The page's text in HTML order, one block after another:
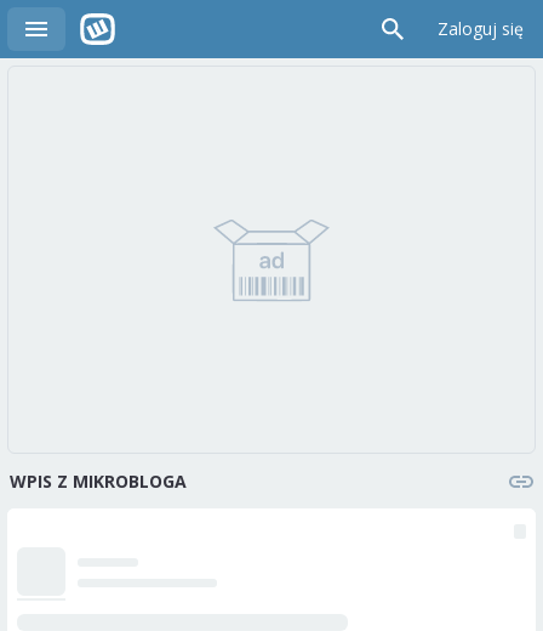
Zaloguj się
WPIS Z MIKROBLOGA